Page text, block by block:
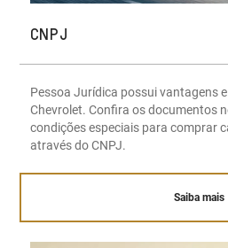
CNPJ
Pessoa Jurídica possui vantagens
Chevrolet. Confira os documentos
condições especiais para comprar
através do CNPJ.
Saiba mais